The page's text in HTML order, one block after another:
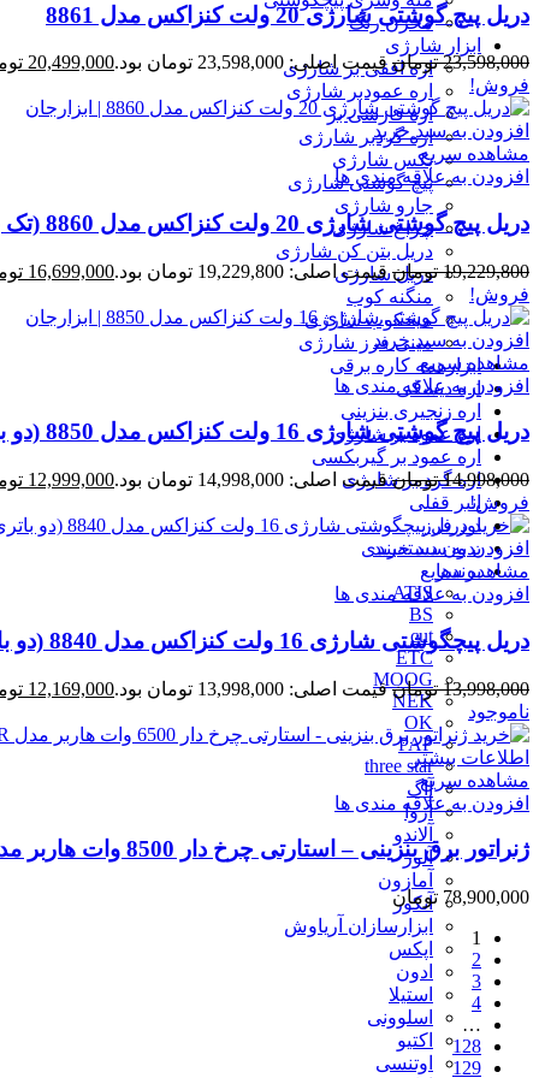
مخزن رنگ
ابزار شارژی
اره افقی بر شارژی
اره عمودبر شارژی
اره فارسی بر
اره گردبر شارژی
بکس شارژی
پیچ گوشتی شارژی
جارو شارژی
چراغ شارژی
دریل بتن کن شارژی
دریل شارژی
منگنه کوب
میخکوب شارژی
مینی فرز شارژی
ابزارهمه کاره برقی
اره دیسکی
اره زنجیری بنزینی
اره عمود بر شارژی
اره عمود بر گیربکسی
اره گرد بر شارژی
انبر قفلی
اور فرز
بدون دسته‌بندی
برندها
ATIS
BS
cut
ETC
MOOG
NEK
OK
PAP
three star
آاگ
آروا
آلاندو
آلور
آمازون
آنکور
ابزارسازان آریاوش
اپکس
ادون
استیلا
اسلوونی
اکتیو
اوتنسی
دریل پیچ گوشتی شارژی 20 ولت کنزاکس مدل 8861
23,598,000 تومان قیمت اصلی: 23,598,000 تومان بود. 20,499,000
فروش!
افزودن به سبد خرید
مشاهده سریع
افزودن به علاقه مندی ها
دریل پیچ گوشتی شارژی 20 ولت کنزاکس مدل 8860 (تک باتری)
19,229,800 تومان قیمت اصلی: 19,229,800 تومان بود. 16,699,000
فروش!
افزودن به سبد خرید
مشاهده سریع
افزودن به علاقه مندی ها
دریل پیچ گوشتی شارژی 16 ولت کنزاکس مدل 8850 (دو باتری)
14,998,000 تومان قیمت اصلی: 14,998,000 تومان بود. 12,999,000
فروش!
افزودن به سبد خرید
مشاهده سریع
افزودن به علاقه مندی ها
دریل پیچگوشتی شارژی 16 ولت کنزاکس مدل 8840 (دو باتری)
13,998,000 تومان قیمت اصلی: 13,998,000 تومان بود. 12,169,000
ناموجود
اطلاعات بیشتر
مشاهده سریع
افزودن به علاقه مندی ها
ژنراتور برق بنزینی – استارتی چرخ دار 8500 وات هاربر مدل H8.5GR
78,900,000 تومان
1
2
3
4
…
128
129